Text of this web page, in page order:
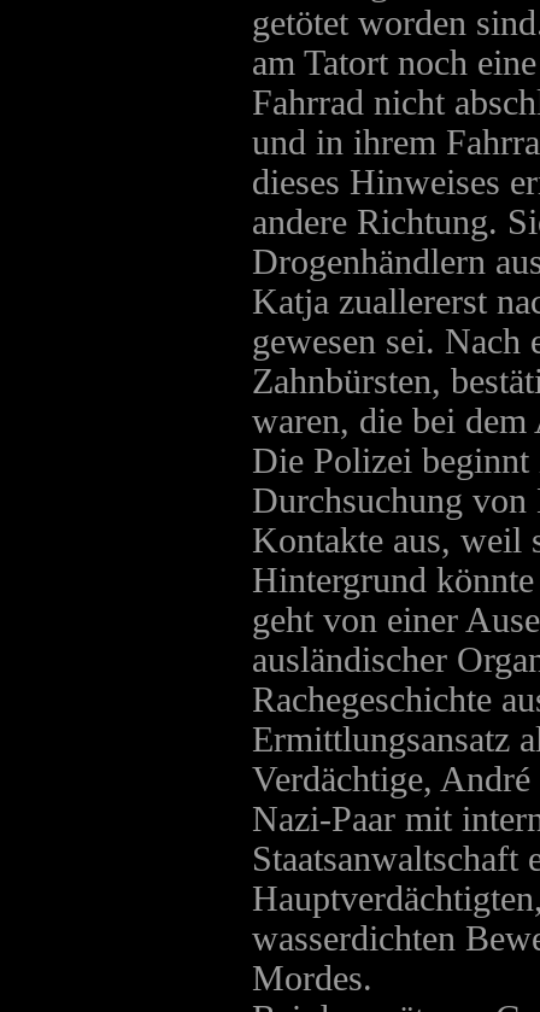
getötet worden
am Tatort noch
Fahrrad nicht
und in ihrem
dieses Hinweises
andere Richtung.
Drogenhändlern
Katja zuallererst
gewesen sei.
Zahnbürsten,
waren, die bei
Die Polizei
Durchsuchung
Kontakte aus, weil
Hintergrund
geht von einer
ausländischer
Rachegeschichte
Ermittlungsansatz
Verdächtige,
Nazi-Paar mit
Staatsanwaltschaft
wasserdichten
Mordes.